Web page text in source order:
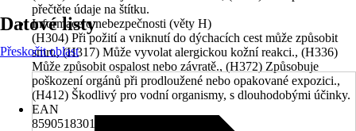
přečtěte údaje na štítku.
Informace o nebezpečnosti (věty H)
(H304) Při požití a vniknutí do dýchacích cest může způsobit
smrt., (H317) Může vyvolat alergickou kožní reakci., (H336)
Může způsobit ospalost nebo závratě., (H372) Způsobuje
poškození orgánů při prodloužené nebo opakované expozici.,
(H412) Škodlivý pro vodní organismy, s dlouhodobými účinky.
EAN
8590518301017
Datové listy
Přeskočit oblast